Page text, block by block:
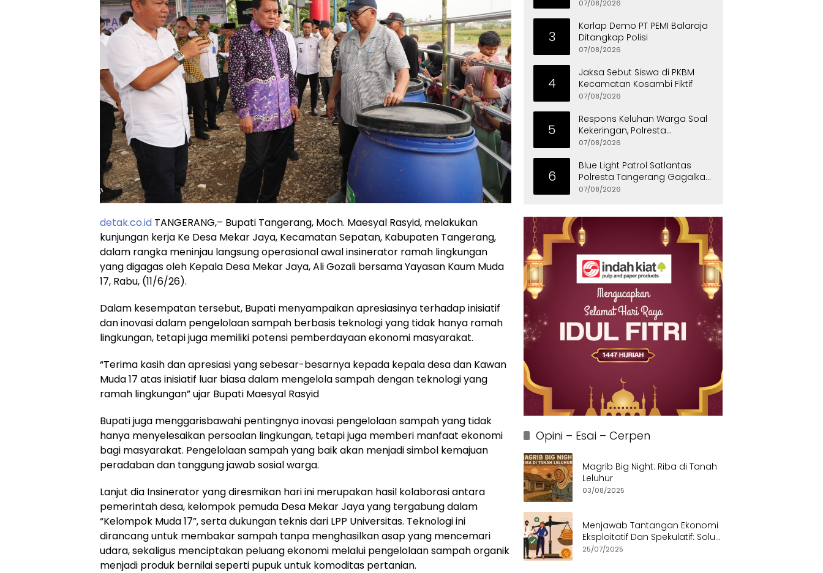
detak.co.id TANGERANG,– Bupati Tangerang, Moch. Maesyal Rasyid, melakukan
kunjungan kerja Ke Desa Mekar Jaya, Kecamatan Sepatan, Kabupaten Tangerang,
dalam rangka meninjau langsung operasional awal insinerator ramah lingkungan
yang digagas oleh Kepala Desa Mekar Jaya, Ali Gozali bersama Yayasan Kaum Muda
17, Rabu, (11/6/26).
Dalam kesempatan tersebut, Bupati menyampaikan apresiasinya terhadap inisiatif
dan inovasi dalam pengelolaan sampah berbasis teknologi yang tidak hanya ramah
lingkungan, tetapi juga memiliki potensi pemberdayaan ekonomi masyarakat.
“Terima kasih dan apresiasi yang sebesar-besarnya kepada kepala desa dan Kawan
Muda 17 atas inisiatif luar biasa dalam mengelola sampah dengan teknologi yang
ramah lingkungan” ujar Bupati Maesyal Rasyid
Bupati juga menggarisbawahi pentingnya inovasi pengelolaan sampah yang tidak
hanya menyelesaikan persoalan lingkungan, tetapi juga memberi manfaat ekonomi
bagi masyarakat. Pengelolaan sampah yang baik akan menjadi simbol kemajuan
peradaban dan tanggung jawab sosial warga.
Lanjut dia Insinerator yang diresmikan hari ini merupakan hasil kolaborasi antara
pemerintah desa, kelompok pemuda Desa Mekar Jaya yang tergabung dalam
“Kelompok Muda 17”, serta dukungan teknis dari LPP Universitas. Teknologi ini
dirancang untuk membakar sampah tanpa menghasilkan asap yang mencemari
udara, sekaligus menciptakan peluang ekonomi melalui pengelolaan sampah organik
menjadi produk bernilai seperti pupuk untuk komoditas pertanian.
07/08/2026
3
Korlap Demo PT PEMI Balaraja
Ditangkap Polisi
07/08/2026
4
Jaksa Sebut Siswa di PKBM
Kecamatan Kosambi Fiktif
07/08/2026
5
Respons Keluhan Warga Soal
Kekeringan, Polresta
Tangerang Salurkan Bantuan
07/08/2026
6
Blue Light Patrol Satlantas
Polresta Tangerang Gagalkan
Aksi Curanmor, Dua Pria
07/08/2026
Opini – Esai – Cerpen
Magrib Big Night: Riba di Tanah
Leluhur
03/08/2025
Menjawab Tantangan Ekonomi
Eksploitatif Dan Spekulatif: Solusi
Etis dan Berkeadilan
25/07/2025